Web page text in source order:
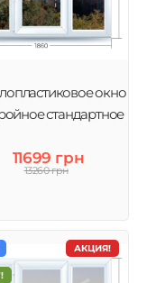
окно
стандартное
11699 грн
13260 грн
АКЦИЯ!